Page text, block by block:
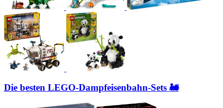
Die besten LEGO-Dampfeisenbahn-Sets 🚂